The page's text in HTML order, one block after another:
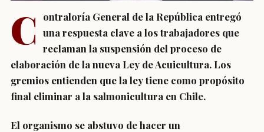
C
ontraloría General de la República entregó
una respuesta clave a los trabajadores que
reclaman la suspensión del proceso de
elaboración de la nueva Ley de Acuicultura. Los
gremios entienden que la ley tiene como propósito
final eliminar a la salmonicultura en Chile.
El organismo se abstuvo de hacer un